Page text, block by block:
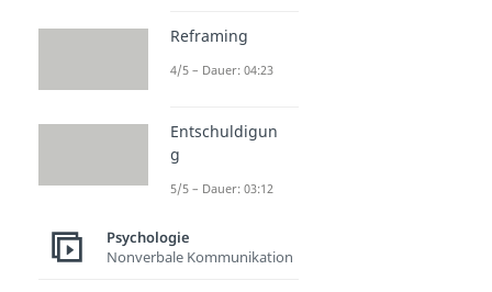
Reframing
4/5 – Dauer: 04:23
Entschuldigun
g
5/5 – Dauer: 03:12
Psychologie
Nonverbale Kommunikation